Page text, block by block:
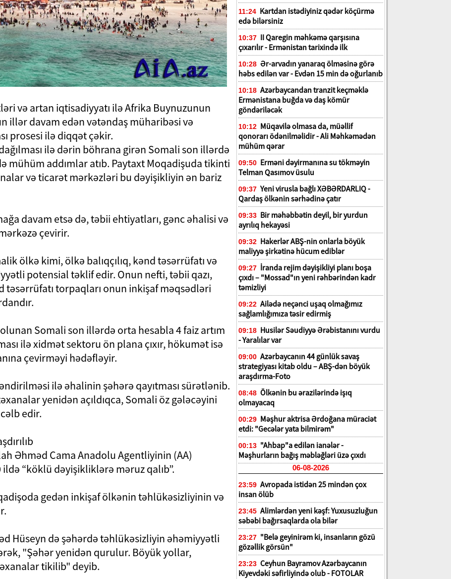
və artan iqtisadiyyatı ilə Afrika Buynuzunun
illər davam edən vətəndaş müharibəsi və
prosesi ilə diqqət çəkir.
ilə dərin böhrana girən Somali son illərdə
mühüm addımlar atıb. Paytaxt Moqadişuda tikinti
və ticarət mərkəzləri bu dəyişikliyin ən bariz
davam etsə də, təbii ehtiyatları, gənc əhalisi və
çevirir.
ölkə kimi, ölkə balıqçılıq, kənd təsərrüfatı və
potensial təklif edir. Onun nefti, təbii qazı,
təsərrüfatı torpaqları onun inkişaf məqsədləri
Somali son illərdə orta hesabla 4 faiz artım
ilə xidmət sektoru ön plana çıxır, hökumət isə
çevirməyi hədəfləyir.
ilə əhalinin şəhərə qayıtması sürətlənib.
yenidən açıldıqca, Somali öz gələcəyini
edir.
Əhməd Cama Anadolu Agentliyinin (AA)
“köklü dəyişikliklərə məruz qalıb”.
gedən inkişaf ölkənin təhlükəsizliyinin və
Hüseyn də şəhərdə təhlükəsizliyin əhəmiyyətli
"Şəhər yenidən qurulur. Böyük yollar,
tikilib" deyib.
11:24 Kartdan istədiyiniz qədər köçürmə
edə bilərsiniz
10:37 II Qaregin məhkəmə qarşısına
çıxarılır - Ermənistan tarixində ilk
10:28 Ər-arvadın yanaraq ölməsinə görə
həbs edilən var - Evdən 15 min də oğurlanıb
10:18 Azərbaycandan tranzit keçməklə
Ermənistana buğda və daş kömür
göndəriləcək
10:12 Müqavilə olmasa da, müəllif
qonorarı ödənilməlidir - Ali Məhkəmədən
mühüm qərar
09:50 Erməni dəyirmanına su tökməyin
Telman Qasımov üsulu
09:37 Yeni virusla bağlı XƏBƏRDARLIQ -
Qardaş ölkənin sərhədinə çatır
09:33 Bir məhəbbətin deyil, bir yurdun
ayrılıq hekayəsi
09:32 Hakerlər ABŞ-nin onlarla böyük
maliyyə şirkətinə hücum ediblər
09:27 İranda rejim dəyişikliyi planı boşa
çıxdı – "Mossad"ın yeni rəhbərindən kadr
təmizliyi
09:22 Ailədə neçənci uşaq olmağımız
sağlamlığımıza təsir edirmiş
09:18 Husilər Səudiyyə Ərəbistanını vurdu
- Yaralılar var
09:00 Azərbaycanın 44 günlük savaş
strategiyası kitab oldu – ABŞ-dən böyük
araşdırma-Foto
08:48 Ölkənin bu ərazilərində işıq
olmayacaq
00:29 Məşhur aktrisa Ərdoğana müraciət
etdi: "Gecələr yata bilmirəm"
00:13 "Ahbap"a edilən ianələr -
Məşhurların bağış məbləğləri üzə çıxdı
06-08-2026
23:59 Avropada istidən 25 mindən çox
insan ölüb
23:45 Alimlərdən yeni kəşf: Yuxusuzluğun
səbəbi bağırsaqlarda ola bilər
23:27 "Belə geyinirəm ki, insanların gözü
gözəllik görsün"
23:23 Ceyhun Bayramov Azərbaycanın
Kiyevdəki səfirliyində olub - FOTOLAR